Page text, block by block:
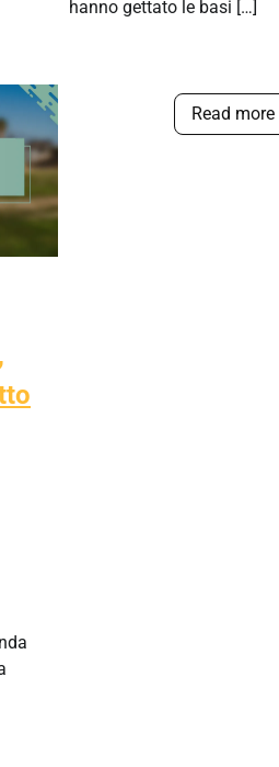
hanno gettato le basi […]
Read more